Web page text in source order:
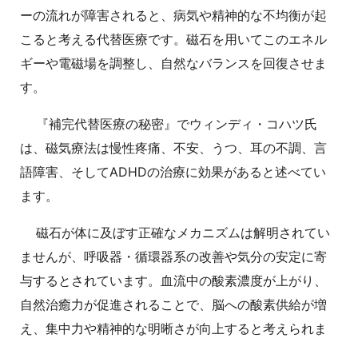
ーの流れが障害されると、病気や精神的な不均衡が起
こると考える代替医療です。磁石を用いてこのエネル
ギーや電磁場を調整し、自然なバランスを回復させま
す。
『補完代替医療の秘密』でウィンディ・コハツ氏
は、磁気療法は慢性疼痛、不安、うつ、耳の不調、言
語障害、そしてADHDの治療に効果があると述べてい
ます。
磁石が体に及ぼす正確なメカニズムは解明されてい
ませんが、呼吸器・循環器系の改善や気分の安定に寄
与するとされています。血流中の酸素濃度が上がり、
自然治癒力が促進されることで、脳への酸素供給が増
え、集中力や精神的な明晰さが向上すると考えられま